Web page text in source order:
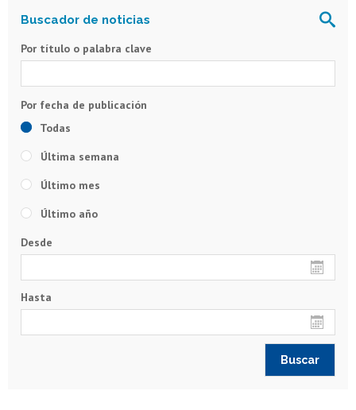
Por título o palabra clave
Todas
Última semana
Último mes
Último año
Desde
Hasta